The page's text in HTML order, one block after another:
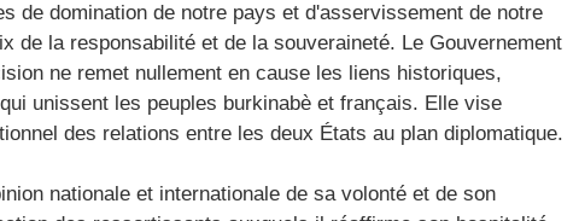
de domination de notre pays et d'asservissement de notre
de la responsabilité et de la souveraineté. Le Gouvernement
ne remet nullement en cause les liens historiques,
unissent les peuples burkinabè et français. Elle vise
des relations entre les deux États au plan diplomatique.
nationale et internationale de sa volonté et de son